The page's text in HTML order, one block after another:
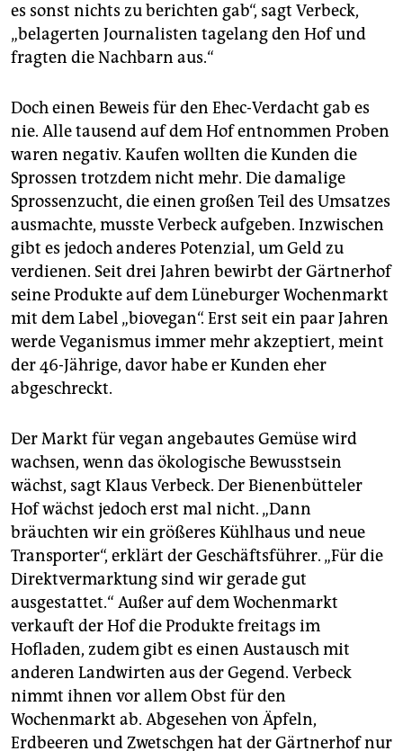
es sonst nichts zu berichten gab“, sagt Verbeck,
„belagerten Journalisten tagelang den Hof und
fragten die Nachbarn aus.“
Doch einen Beweis für den Ehec-Verdacht gab es
nie. Alle tausend auf dem Hof entnommen Proben
waren negativ. Kaufen wollten die Kunden die
Sprossen trotzdem nicht mehr. Die damalige
Sprossenzucht, die einen großen Teil des Umsatzes
ausmachte, musste Verbeck aufgeben. Inzwischen
gibt es jedoch anderes Potenzial, um Geld zu
verdienen. Seit drei Jahren bewirbt der Gärtnerhof
seine Produkte auf dem Lüneburger Wochenmarkt
mit dem Label „biovegan“. Erst seit ein paar Jahren
werde Veganismus immer mehr akzeptiert, meint
der 46-Jährige, davor habe er Kunden eher
abgeschreckt.
Der Markt für vegan angebautes Gemüse wird
wachsen, wenn das ökologische Bewusstsein
wächst, sagt Klaus Verbeck. Der Bienenbütteler
Hof wächst jedoch erst mal nicht. „Dann
bräuchten wir ein größeres Kühlhaus und neue
Transporter“, erklärt der Geschäftsführer. „Für die
Direktvermarktung sind wir gerade gut
ausgestattet.“ Außer auf dem Wochenmarkt
verkauft der Hof die Produkte freitags im
Hofladen, zudem gibt es einen Austausch mit
anderen Landwirten aus der Gegend. Verbeck
nimmt ihnen vor allem Obst für den
Wochenmarkt ab. Abgesehen von Äpfeln,
Erdbeeren und Zwetschgen hat der Gärtnerhof nur